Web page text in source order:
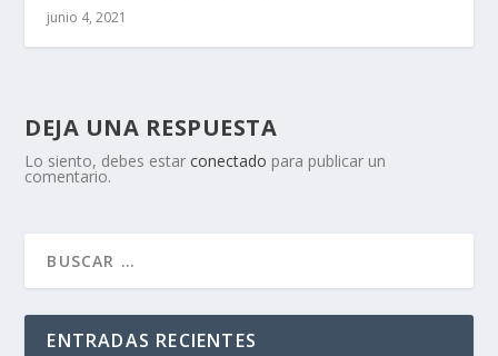
junio 4, 2021
DEJA UNA RESPUESTA
Lo siento, debes estarconectado para publicar un
comentario.
ENTRADAS RECIENTES